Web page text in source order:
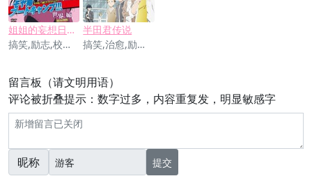
姐姐的妄想日记OVA
搞笑,励志,校园,青春,爱情,治愈
半田君传说
搞笑,治愈,励志,校园
留言板（请文明用语）
评论被折叠提示：数字过多，内容重复发，明显敏感字
昵称 提交